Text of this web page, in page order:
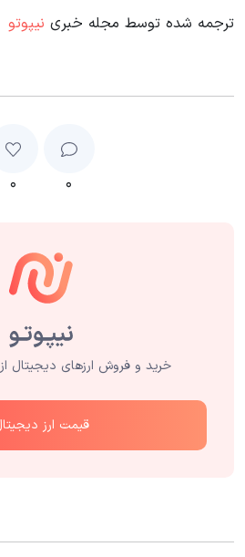
ترجمه شده توسط مجله خبری نیپوتو
۰ ۰
خرید و فروش ارزهای دیجیتال
قیمت ارز